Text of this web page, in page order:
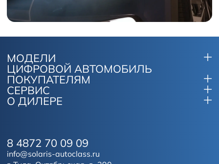
МОДЕЛИ
ЦИФРОВОЙ АВТОМОБИЛЬ
ПОКУПАТЕЛЯМ
СЕРВИС
О ДИЛЕРЕ
8 4872 70 09 09
info@solaris-autoclass.ru